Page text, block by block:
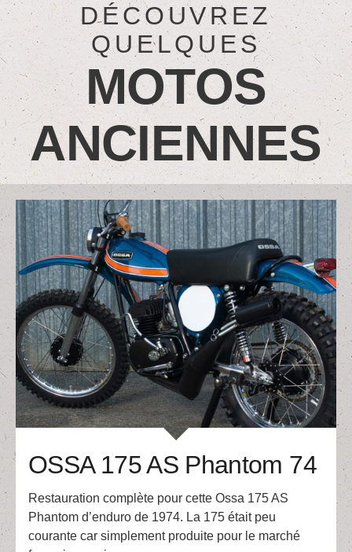
DÉCOUVREZ
QUELQUES
MOTOS
ANCIENNES
OSSA 175 AS Phantom 74
Restauration complète pour cette Ossa 175 AS
Phantom d’enduro de 1974. La 175 était peu
courante car simplement produite pour le marché